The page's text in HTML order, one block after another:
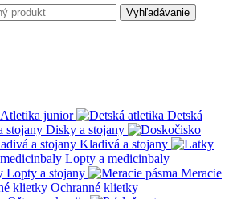
Vyhľadávanie
Atletika junior
Detská
Disky a stojany
Kladivá a stojany
Lopty a medicinbaly
Lopty a stojany
Meracie
Ochranné klietky